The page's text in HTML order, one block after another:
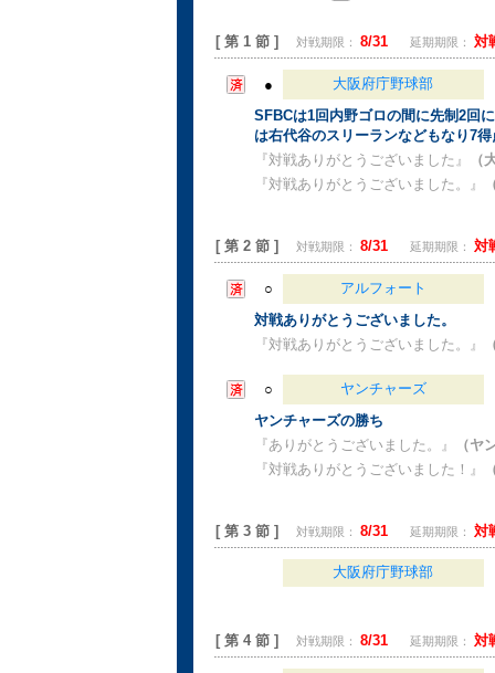
[ 第 1 節 ] 対戦期限： 8/31 延期期限： 対
●
大阪府庁野球部
SFBCは1回内野ゴロの間に先制2回
は右代谷のスリーランなどもなり7
『対戦ありがとうございました』
（
『対戦ありがとうございました。』
[ 第 2 節 ] 対戦期限： 8/31 延期期限： 対
○
アルフォート
対戦ありがとうございました。
『対戦ありがとうございました。』
○
ヤンチャーズ
ヤンチャーズの勝ち
『ありがとうございました。』
（ヤ
『対戦ありがとうございました！』
[ 第 3 節 ] 対戦期限： 8/31 延期期限： 対
大阪府庁野球部
[ 第 4 節 ] 対戦期限： 8/31 延期期限： 対